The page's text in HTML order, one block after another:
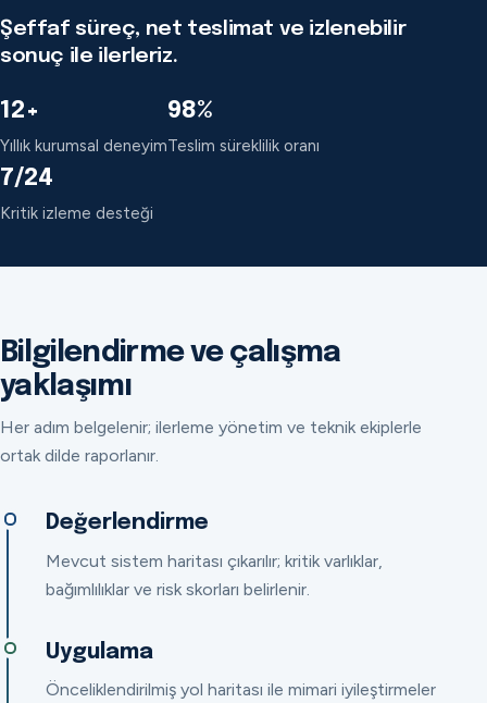
Şeffaf süreç, net teslimat ve izlenebilir
sonuç ile ilerleriz.
12+
Yıllık kurumsal deneyim
98%
Teslim süreklilik oranı
7/24
Kritik izleme desteği
Bilgilendirme ve çalışma
yaklaşımı
Her adım belgelenir; ilerleme yönetim ve teknik ekiplerle
ortak dilde raporlanır.
Değerlendirme
Mevcut sistem haritası çıkarılır; kritik varlıklar,
bağımlılıklar ve risk skorları belirlenir.
Uygulama
Önceliklendirilmiş yol haritası ile mimari iyileştirmeler